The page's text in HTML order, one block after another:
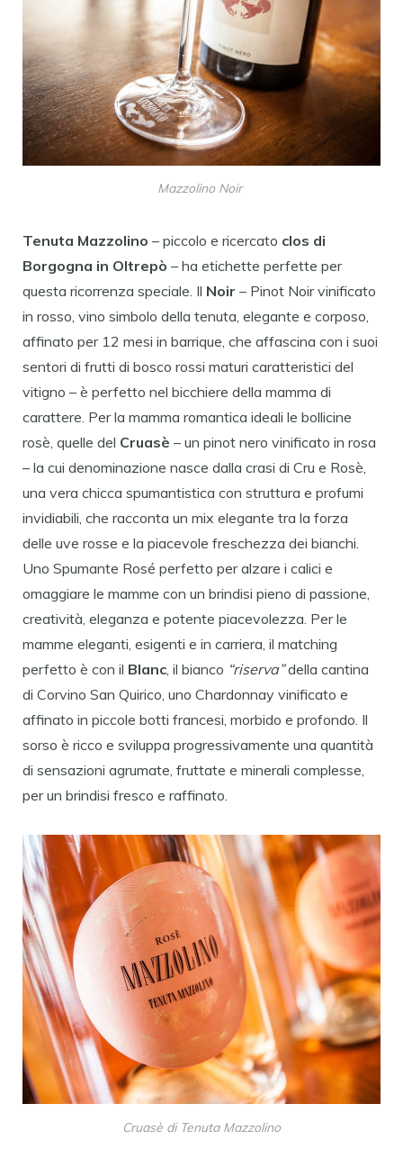
Mazzolino Noir
Tenuta Mazzolino – piccolo e ricercato clos di
Borgogna in Oltrepò – ha etichette perfette per
questa ricorrenza speciale. Il Noir – Pinot Noir vinificato
in rosso, vino simbolo della tenuta, elegante e corposo,
affinato per 12 mesi in barrique, che affascina con i suoi
sentori di frutti di bosco rossi maturi caratteristici del
vitigno – è perfetto nel bicchiere della mamma di
carattere. Per la mamma romantica ideali le bollicine
rosè, quelle del Cruasè – un pinot nero vinificato in rosa
– la cui denominazione nasce dalla crasi di Cru e Rosè,
una vera chicca spumantistica con struttura e profumi
invidiabili, che racconta un mix elegante tra la forza
delle uve rosse e la piacevole freschezza dei bianchi.
Uno Spumante Rosé perfetto per alzare i calici e
omaggiare le mamme con un brindisi pieno di passione,
creatività, eleganza e potente piacevolezza. Per le
mamme eleganti, esigenti e in carriera, il matching
perfetto è con il Blanc, il bianco “riserva”della cantina
di Corvino San Quirico, uno Chardonnay vinificato e
affinato in piccole botti francesi, morbido e profondo. Il
sorso è ricco e sviluppa progressivamente una quantità
di sensazioni agrumate, fruttate e minerali complesse,
per un brindisi fresco e raffinato.
Cruasè di Tenuta Mazzolino